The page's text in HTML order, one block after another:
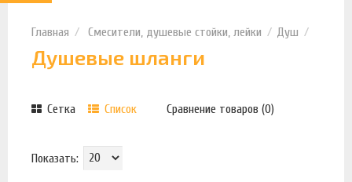
Смесители, душевые стойки, лейки Душ
Душевые шланги
Сетка Список Сравнение товаров (0)
Показать: